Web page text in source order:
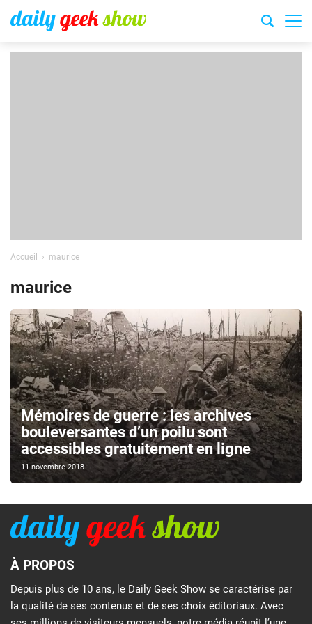
Accueil maurice
maurice
Mémoires de guerre : les archives
bouleversantes d’un poilu sont
accessibles gratuitement en ligne
11 novembre 2018
À PROPOS
Depuis plus de 10 ans, le Daily Geek Show se caractérise par
la qualité de ses contenus et de ses choix éditoriaux. Avec